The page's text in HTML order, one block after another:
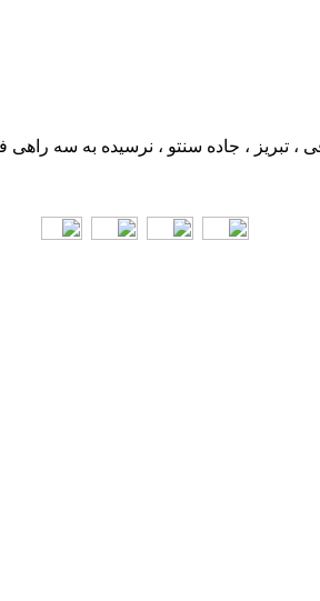
، تبریز ، جاده سنتو ، نرسیده به سه راهی